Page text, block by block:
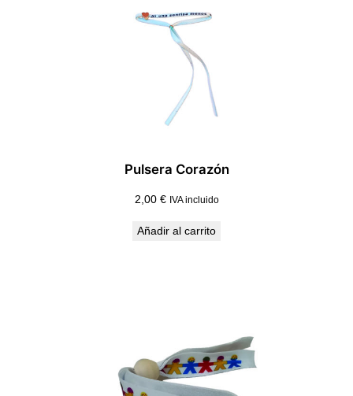
Pulsera Corazón
2,00 € IVA incluido
Añadir al carrito